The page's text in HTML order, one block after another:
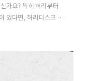
가요? 특히 허리부터
있다면, 허리디스크 초
디스크 초기 증상과
신경을 압박하며 발생
납니다. - 허리 통증:
리에서 시작해 다리